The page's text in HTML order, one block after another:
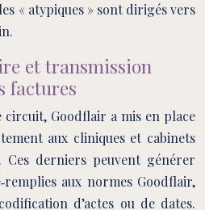
« atypiques » sont dirigés vers
et transmission
factures
Goodflair a mis en place
aux cliniques et cabinets
Ces derniers peuvent générer
aux normes Goodflair,
d’actes ou de dates.